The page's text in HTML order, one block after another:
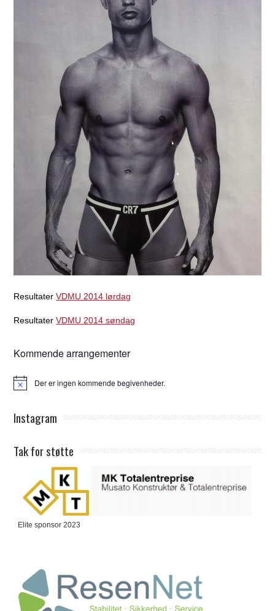
ResultaterVDMU 2014 lørdag
ResultaterVDMU 2014 søndag
Kommende arrangementer
Notice Der er ingen kommende begivenheder.
Instagram
Tak for støtte
Elite sponsor 2023